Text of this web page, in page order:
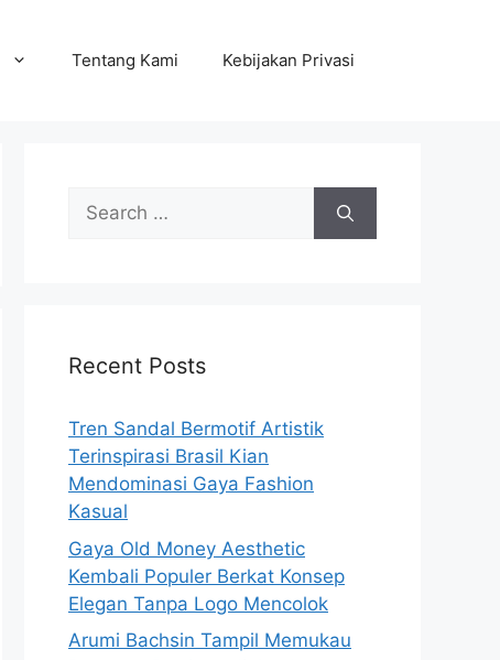
Tentang Kami Kebijakan Privasi
Search
for:
Recent Posts
Tren Sandal Bermotif Artistik
Terinspirasi Brasil Kian
Mendominasi Gaya Fashion
Kasual
Gaya Old Money Aesthetic
Kembali Populer Berkat Konsep
Elegan Tanpa Logo Mencolok
Arumi Bachsin Tampil Memukau